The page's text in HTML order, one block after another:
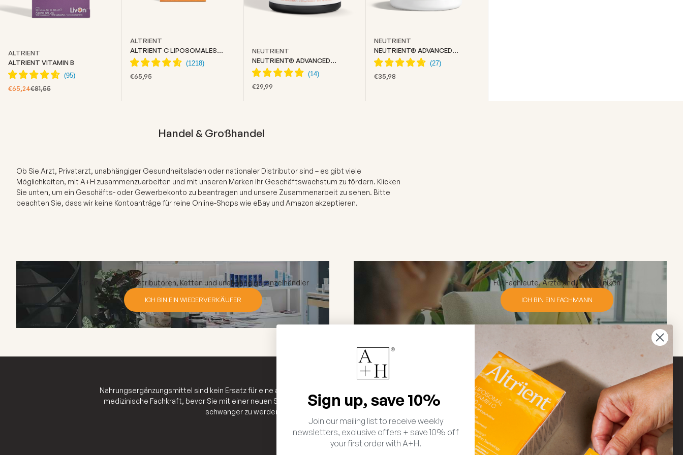
ALTRIENT
ALTRIENT VITAMIN B
ANGEBOT
€65,24REGULÄRER PREIS
€81,55
ALTRIENT
ALTRIENT C LIPOSOMALES
VITAMIN C
ANGEBOT
€65,95
NEUTRIENT
NEUTRIENT® ADVANCED
CREATINE
ANGEBOT
€29,99
NEUTRIENT
NEUTRIENT® ADVANCED
COLLAGEN
ANGEBOT
€35,98
Handel & Großhandel
Ob Sie Arzt, Privatarzt, unabhängiger Gesundheitsladen oder nationaler Distributor sind – es gibt viele
Möglichkeiten, mit A+H zusammenzuarbeiten und mit unseren Marken Ihr Geschäftswachstum zu fördern. Klicken
Sie unten, um ein Geschäfts- oder Gewerbekonto zu beantragen und unsere Zusammenarbeit zu sehen. Bitte
beachten Sie, dass wir keine Kontoanträge für reine Online-Shops wie eBay und Amazon akzeptieren.
Für Apotheken, Distributoren, Ketten und unabhängige Einzelhändler
ICH BIN EIN WIEDERVERKÄUFER
Für Fachleute, Ärzte und Privatkliniken
ICH BIN EIN FACHMANN
Nahrungsergänzungsmittel sind kein Ersatz für eine abwechslungsreiche Ernährung und einen gesunden Lebensstil. Konsultieren Sie stets eine
medizinische Fachkraft, bevor Sie mit einer neuen Supplement-Routine beginnen, insbesondere wenn Sie schwanger sind, stillen, versuchen
schwanger zu werden oder Medikamente bzw. pflanzliche Präparate einnehmen.
Sign up, save 10%
Join our mailing list to receive weekly
newsletters, exclusive offers + save 10% off
your first order with A+H.